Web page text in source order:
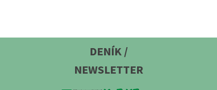
DENÍK /
NEWSLETTER